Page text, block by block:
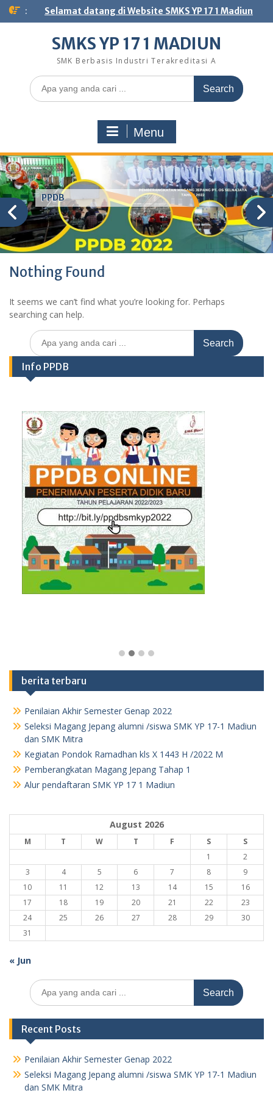
Skip
: Selamat datang di Website SMKS YP 17 1 Madiun
SMKS YP 17 1 MADIUN
SMK Berbasis Industri Terakreditasi A
Search
for:
Menu
PPDB
Nothing Found
It seems we can’t find what you’re looking for. Perhaps
searching can help.
Search
for:
Info PPDB
berita terbaru
Penilaian Akhir Semester Genap 2022
Seleksi Magang Jepang alumni /siswa SMK YP 17-1 Madiun
dan SMK Mitra
Kegiatan Pondok Ramadhan kls X 1443 H /2022 M
Pemberangkatan Magang Jepang Tahap 1
Alur pendaftaran SMK YP 17 1 Madiun
August 2026
M T W T F S
S
1
2
3
4 5 6 7 8
9
10
11 12 13 14 15
16
17
18 19 20 21 22
23
24
25 26 27 28 29
30
31
« Jun
Search
for:
Recent Posts
Penilaian Akhir Semester Genap 2022
Seleksi Magang Jepang alumni /siswa SMK YP 17-1 Madiun
dan SMK Mitra